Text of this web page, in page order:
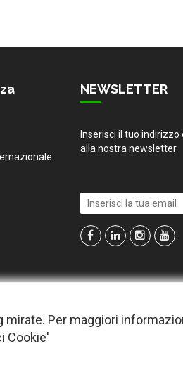
NEWSLETTER
Inserisci il tuo indirizzo
alla nostra newsletter
Per maggiori
Cookie'
dare il consenso.